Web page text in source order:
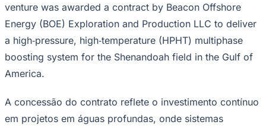
Cidades da Região
Santana de ParnaíbaOsascoCarapicuíbaJandiraItapeviCotia Pirapora
do Bom Jesus
Araçariguama Cajamar CaieirasFranco da
RochaFrancisco MoratoTaboão da Serra Embu das ArtesSão Roque
Para Sua Empresa
Anuncie Regional
Vagas na Região Novo
Hub de Negócios
venture was awarded a contract by Beacon Offshore
Energy (BOE) Exploration and Production LLC to deliver
a high‑pressure, high‑temperature (HPHT) multiphase
boosting system for the Shenandoah field in the Gulf of
America.
A concessão do contrato reflete o investimento contínuo
em projetos em águas profundas, onde sistemas